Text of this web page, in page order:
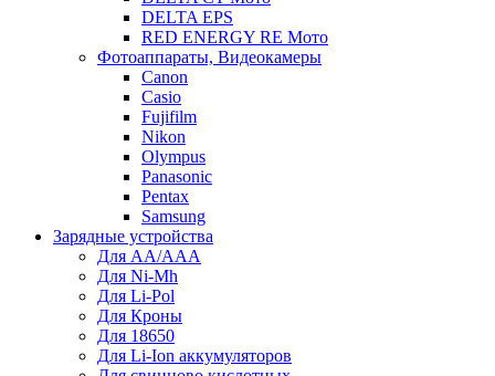
DELTA EPS
RED ENERGY RE Мото
Фотоаппараты, Видеокамеры
Canon
Casio
Fujifilm
Nikon
Olympus
Panasonic
Pentax
Samsung
Зарядные устройства
Для AA/AAA
Для Ni-Mh
Для Li-Pol
Для Кроны
Для 18650
Для Li-Ion аккумуляторов